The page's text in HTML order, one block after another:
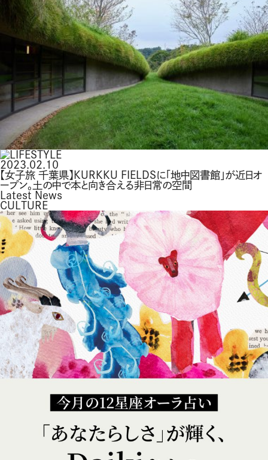
2023.02.10
【女子旅 千葉県】KURKKU FIELDSに「地中図書館」が近日オ
ープン。土の中で本と向き合える非日常の空間
Latest News
CULTURE